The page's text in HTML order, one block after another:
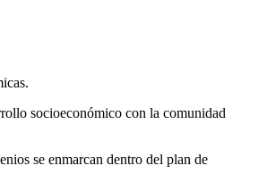
socioeconómico con la comunidad
se enmarcan dentro del plan de